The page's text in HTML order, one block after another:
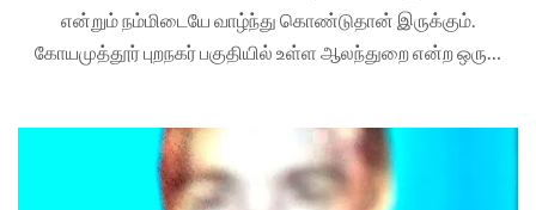
என்றும் நம்மிடையே வாழ்ந்து கொண்டுதான் இருக்கும்.
கோயமுத்தூர் புறநகர் பகுதியில் உள்ள ஆலந்துறை என்ற ஒரு…